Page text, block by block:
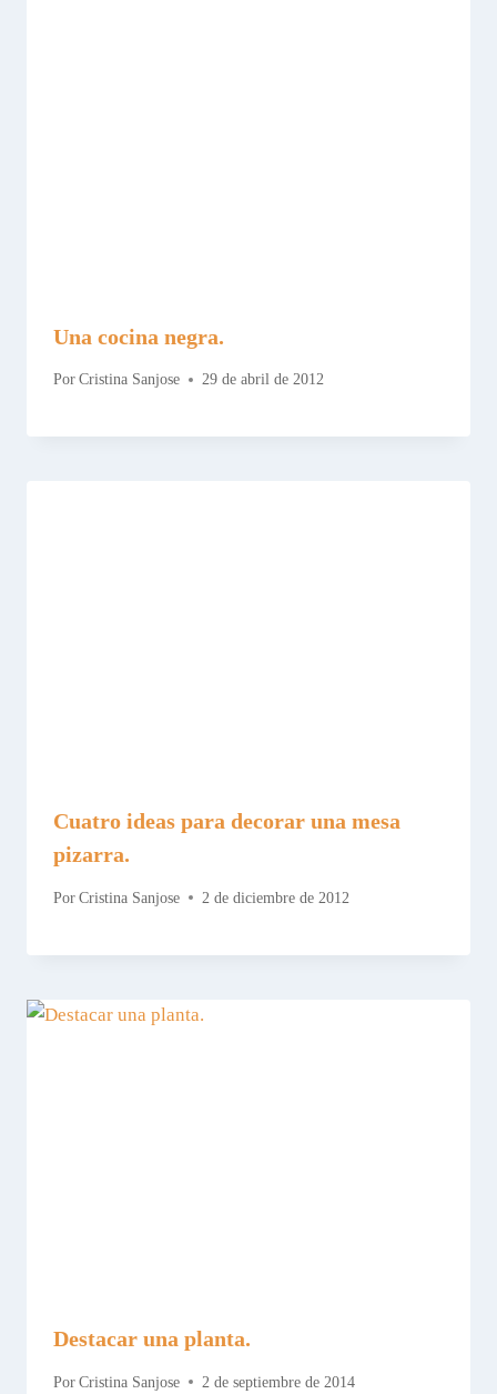
Una cocina negra.
Por Cristina Sanjose 29 de abril de 2012
Cuatro ideas para decorar una mesa
pizarra.
Por Cristina Sanjose 2 de diciembre de 2012
Destacar una planta.
Por Cristina Sanjose 2 de septiembre de 2014